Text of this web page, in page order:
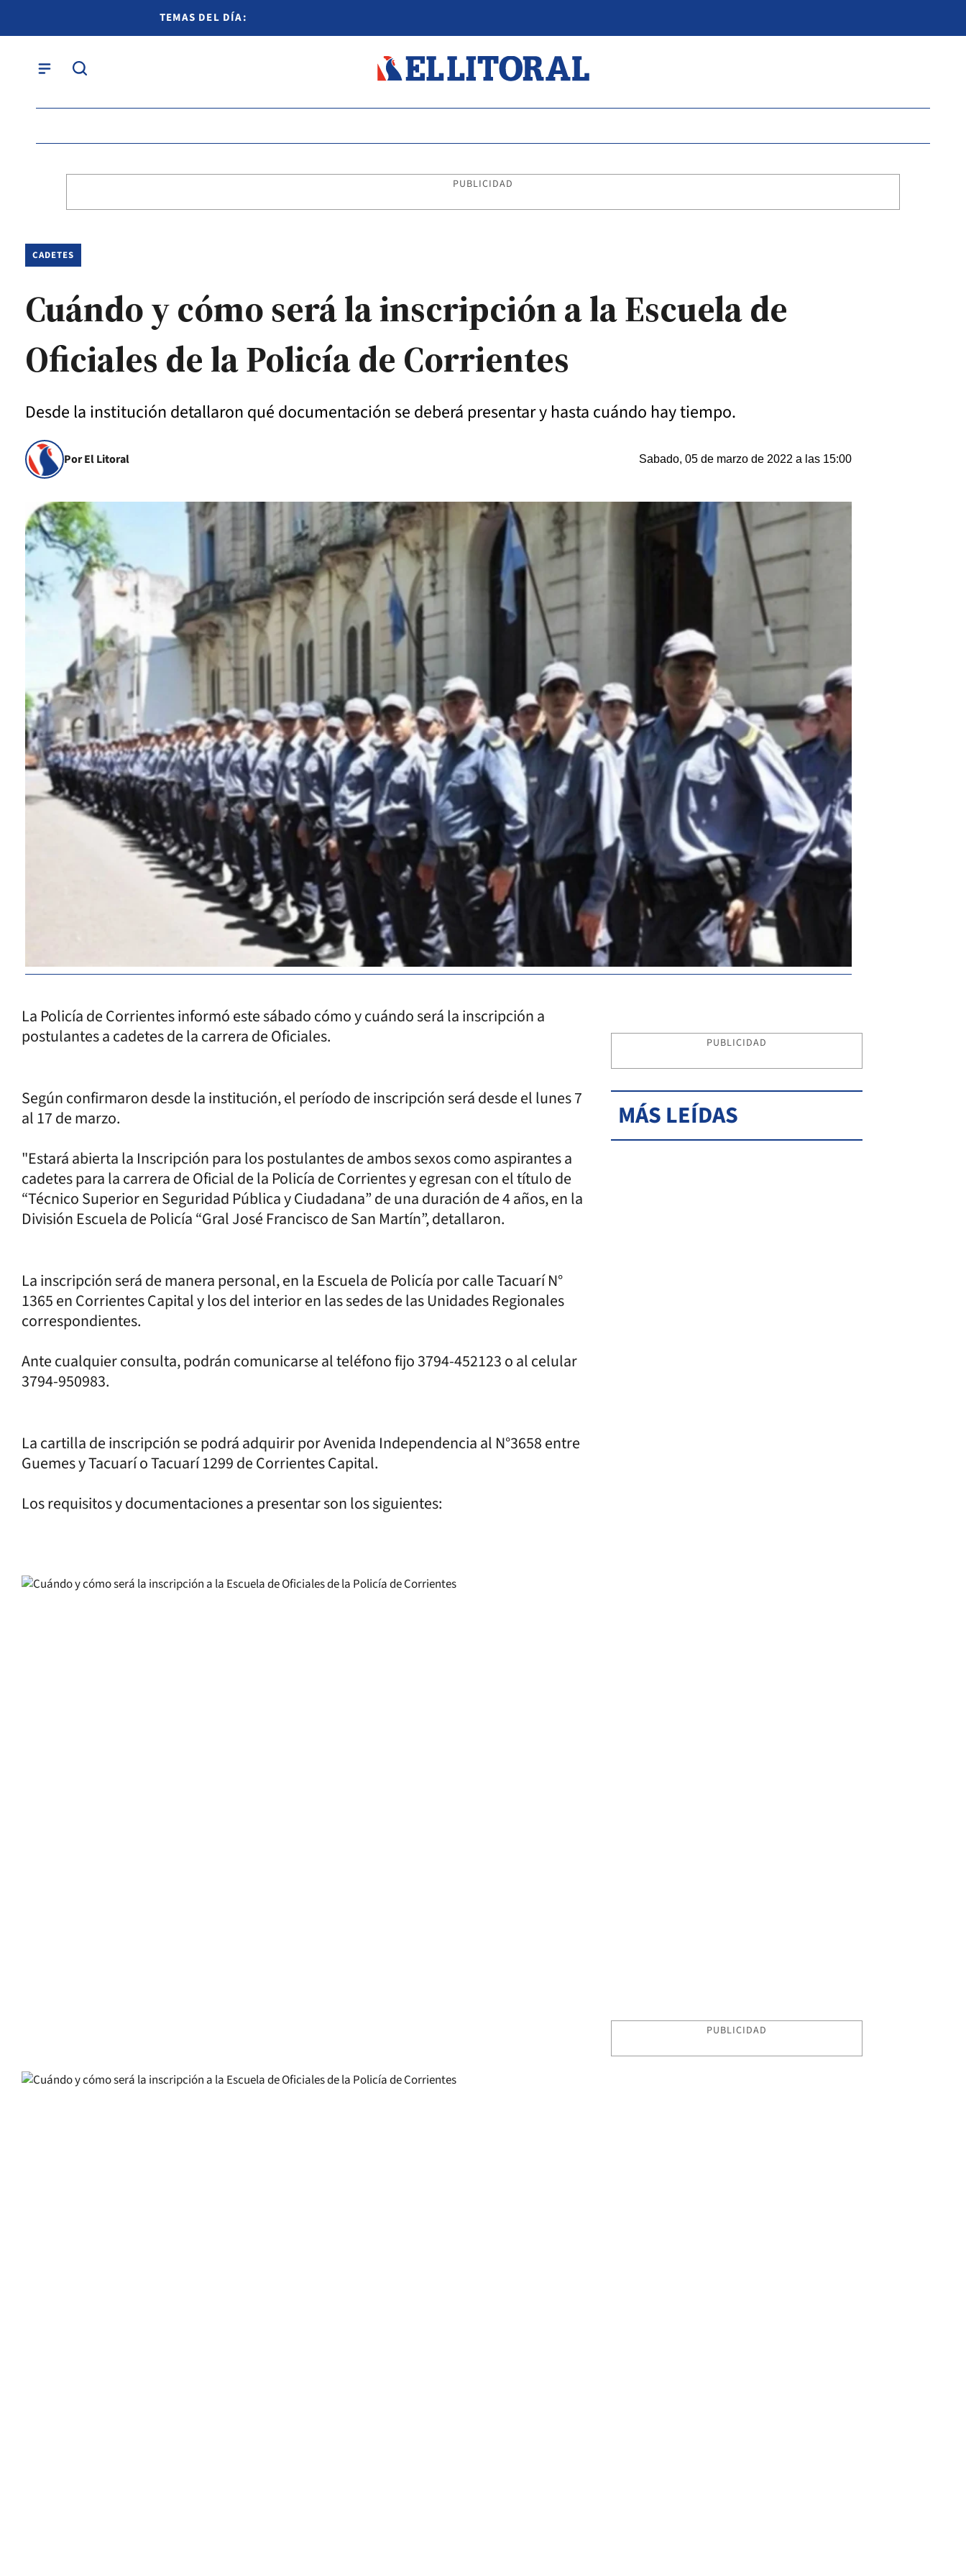
TEMAS DEL DÍA:
PUBLICIDAD
CADETES
Cuándo y cómo será la inscripción a la Escuela de
Oficiales de la Policía de Corrientes
Desde la institución detallaron qué documentación se deberá presentar y hasta cuándo hay tiempo.
Por El Litoral Sabado, 05 de marzo de 2022 a las 15:00
La Policía de Corrientes informó este sábado cómo y cuándo será la inscripción a
postulantes a cadetes de la carrera de Oficiales.
Según confirmaron desde la institución, el período de inscripción será desde el lunes 7
al 17 de marzo.
"Estará abierta la Inscripción para los postulantes de ambos sexos como aspirantes a
cadetes para la carrera de Oficial de la Policía de Corrientes y egresan con el título de
“Técnico Superior en Seguridad Pública y Ciudadana” de una duración de 4 años, en la
División Escuela de Policía “Gral José Francisco de San Martín”, detallaron.
La inscripción será de manera personal, en la Escuela de Policía por calle Tacuarí N°
1365 en Corrientes Capital y los del interior en las sedes de las Unidades Regionales
correspondientes.
Ante cualquier consulta, podrán comunicarse al teléfono fijo 3794-452123 o al celular
3794-950983.
La cartilla de inscripción se podrá adquirir por Avenida Independencia al N°3658 entre
Guemes y Tacuarí o Tacuarí 1299 de Corrientes Capital.
Los requisitos y documentaciones a presentar son los siguientes:
PUBLICIDAD
MÁS LEÍDAS
PUBLICIDAD